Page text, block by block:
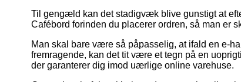
Til gengæld kan det stadigvæk blive gunstigt at
Cafébord forinden du placerer ordren, så man er
Man skal bare være så påpasselig, at ifald en e-
fremragende, kan det tit være et tegn på en
der garanterer dig imod uærlige online varehuse.